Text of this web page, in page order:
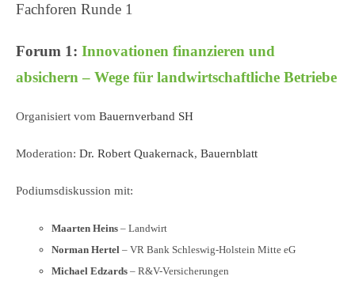
Fachforen Runde 1
Forum 1: Innovationen finanzieren und
absichern – Wege für landwirtschaftliche Betriebe
Organisiert vom Bauernverband SH
Moderation: Dr. Robert Quakernack, Bauernblatt
Podiumsdiskussion mit:
Maarten Heins – Landwirt
Norman Hertel – VR Bank Schleswig-Holstein Mitte eG
Michael Edzards – R&V-Versicherungen